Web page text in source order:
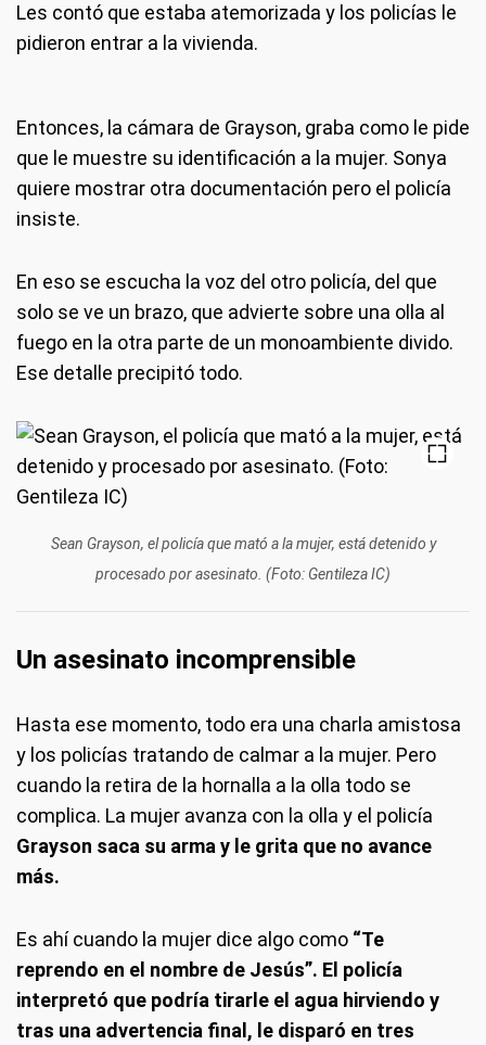
Les contó que estaba atemorizada y los policías le
pidieron entrar a la vivienda.
Entonces, la cámara de Grayson, graba como le pide
que le muestre su identificación a la mujer. Sonya
quiere mostrar otra documentación pero el policía
insiste.
En eso se escucha la voz del otro policía, del que
solo se ve un brazo, que advierte sobre una olla al
fuego en la otra parte de un monoambiente divido.
Ese detalle precipitó todo.
Sean Grayson, el policía que mató a la mujer, está detenido y
procesado por asesinato. (Foto: Gentileza IC)
Un asesinato incomprensible
Hasta ese momento, todo era una charla amistosa
y los policías tratando de calmar a la mujer. Pero
cuando la retira de la hornalla a la olla todo se
complica. La mujer avanza con la olla y el policía
Grayson saca su arma y le grita que no avance
más.
Es ahí cuando la mujer dice algo como “Te
reprendo en el nombre de Jesús”. El policía
interpretó que podría tirarle el agua hirviendo y
tras una advertencia final, le disparó en tres